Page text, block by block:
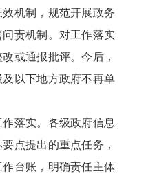
机制，规范开展政务
责机制。对工作落实
或通报批评。今后，
以下地方政府不再单
落实。各级政府信息
点提出的重点任务，
台账，明确责任主体